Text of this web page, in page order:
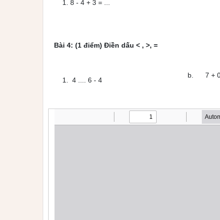
8 - 4 + 3 = ... b. 10 -
Bài 4: (1 điểm) Điền dấu < , >, =
4 .... 6 - 4
b. 7 + 0 ... 5